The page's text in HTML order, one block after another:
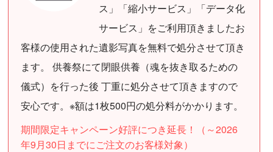
ス」「縮小サービス」「データ化
サービス」をご利用頂きましたお
客様の使用された遺影写真を無料で処分させて頂き
ます。 供養祭にて閉眼供養（魂を抜き取るための
儀式）を行った後 丁重に処分させて頂きますので
安心です。※額は1枚500円の処分料がかかります。
期間限定キャンペーン好評につき延長！（～2026
年9月30日までにご注文のお客様対象）